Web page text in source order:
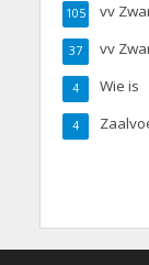
vv
105
vv
37
Wie is
4
4